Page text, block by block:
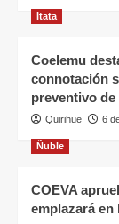
Itata
Coelemu
connotación
preventivo
Quirihue 6
Ñuble
COEVA
emplazará en